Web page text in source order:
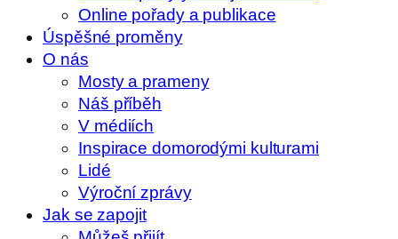
Online pořady a publikace
Úspěšné proměny
O nás
Mosty a prameny
Náš příběh
V médiích
Inspirace domorodými kulturami
Lidé
Výroční zprávy
Jak se zapojit